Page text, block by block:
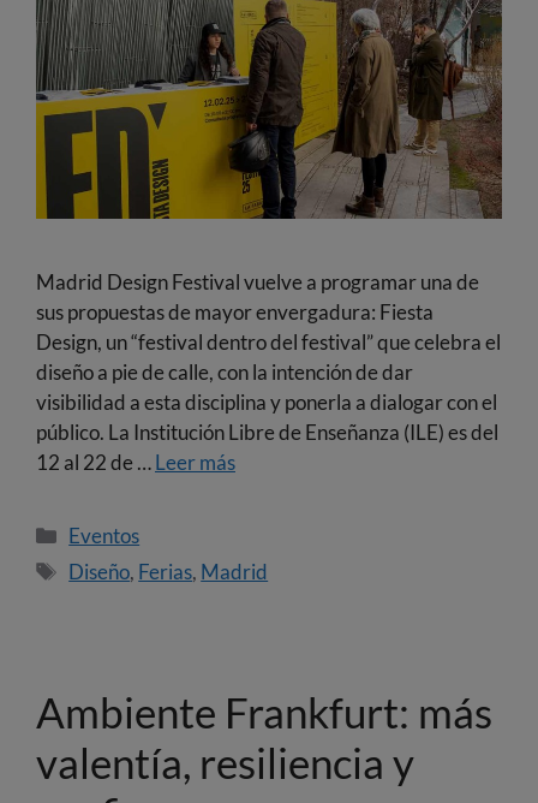
Madrid Design Festival vuelve a programar una de
sus propuestas de mayor envergadura: Fiesta
Design, un “festival dentro del festival” que celebra el
diseño a pie de calle, con la intención de dar
visibilidad a esta disciplina y ponerla a dialogar con el
público. La Institución Libre de Enseñanza (ILE) es del
12 al 22 de …Leer más
Eventos
Diseño, Ferias, Madrid
Ambiente Frankfurt: más
valentía, resiliencia y